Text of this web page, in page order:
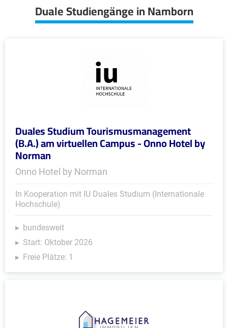
Duale Studiengänge in Namborn
Duales Studium Tourismusmanagement
(B.A.) am virtuellen Campus - Onno Hotel by
Norman
Onno Hotel by Norman
In Kooperation mit IU Duales Studium (Internationale
Hochschule)
bundesweit
Start: Oktober 2026
Freie Plätze: 1